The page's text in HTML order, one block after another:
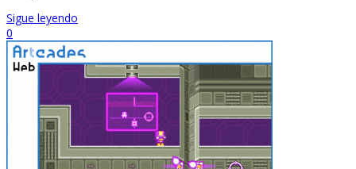
Sigue leyendo
0